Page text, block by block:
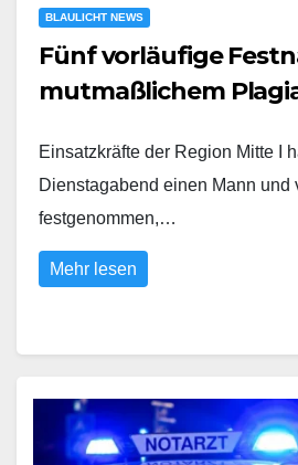
BLAULICHT NEWS
Fünf vorläufige
mutmaßlichem
Einsatzkräfte der Region Mitte I
Dienstagabend einen Mann und
festgenommen,…
Mehr lesen